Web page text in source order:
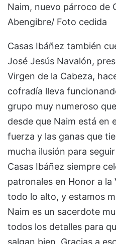
Naim, nuevo párroco de
Abengibre/ Foto cedida
Casas Ibáñez también
José Jesús Navalón,
Virgen de la Cabeza,
cofradía lleva
grupo muy numeroso
desde que Naim está en
fuerza y las ganas que
mucha ilusión para
Casas Ibáñez siempre
patronales en Honor a la
todo lo alto, y estamos
Naim es un sacerdote
todos los detalles para
salgan bien. Gracias a